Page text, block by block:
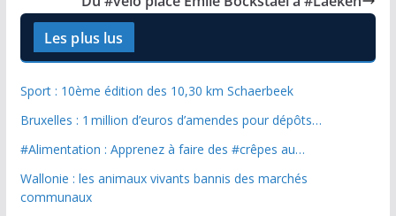
Les plus lus
Sport : 10ème édition des 10,30 km Schaerbeek
Bruxelles : 1 million d’euros d’amendes pour dépôts…
#Alimentation : Apprenez à faire des #crêpes au…
Wallonie : les animaux vivants bannis des marchés
communaux